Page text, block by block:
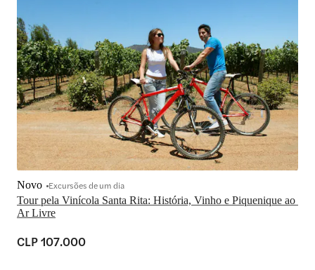
Tour pela Vinícola Santa Rita: História, Vinho e Piquenique ao
Ar Livre
Novo Excursões de um dia
CLP 107.000